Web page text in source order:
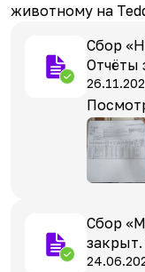
животному на
Сбор
Отчёты
Сбор